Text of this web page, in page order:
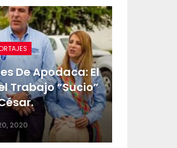
De Apodaca: El
Trabajo “sucio”
2020